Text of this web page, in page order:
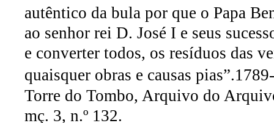
autêntico da bula por que o Papa
ao senhor rei D. José I e seus
e converter todos, os resíduos das
quaisquer obras e causas
Torre do Tombo, Arquivo do
mç. 3, n.º 132.